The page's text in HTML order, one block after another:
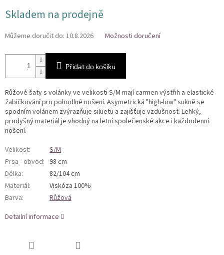
cena:
Skladem na prodejně
Můžeme doručit do: 10.8.2026 Možnosti doručení
Přidat do košíku
Růžové šaty s volánky ve velikosti S/M mají carmen výstřih a elastické
žabičkování pro pohodlné nošení. Asymetrická "high-low" sukně se
spodním volánem zvýrazňuje siluetu a zajišťuje vzdušnost. Lehký,
prodyšný materiál je vhodný na letní společenské akce i každodenní
nošení.
Velikost:
S/M
Prsa - obvod: 98 cm
Délka:
82/104 cm
Materiál:
Viskóza 100%
Barva:
Růžová
Detailní informace